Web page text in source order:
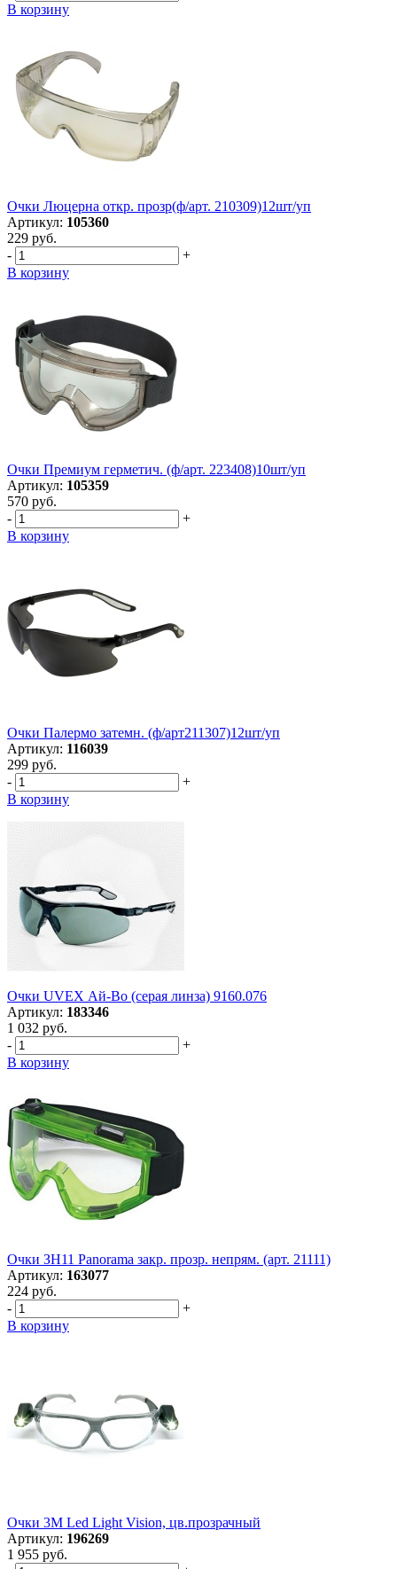
В корзину
Очки Люцерна откр. прозр(ф/арт. 210309)12шт/уп
Артикул: 105360
229 руб.
-
+
В корзину
Очки Премиум герметич. (ф/арт. 223408)10шт/уп
Артикул: 105359
570 руб.
-
+
В корзину
Очки Палермо затемн. (ф/арт211307)12шт/уп
Артикул: 116039
299 руб.
-
+
В корзину
Очки UVEX Ай-Во (серая линза) 9160.076
Артикул: 183346
1 032 руб.
-
+
В корзину
Очки ЗН11 Panorama закр. прозр. непрям. (арт. 21111)
Артикул: 163077
224 руб.
-
+
В корзину
Очки 3М Led Light Vision, цв.прозрачный
Артикул: 196269
1 955 руб.